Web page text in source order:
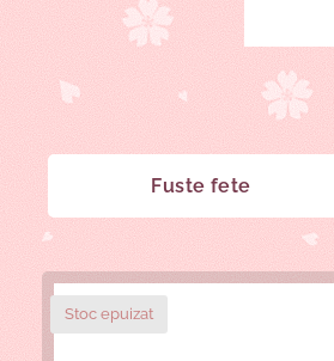
Fuste fete
Stoc epuizat